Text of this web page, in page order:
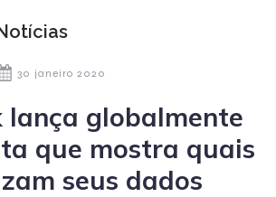
30 janeiro 2020
lança globalmente
que mostra quais
seus dados